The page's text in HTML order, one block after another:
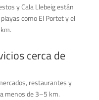
y Cala Llebeig están
como El Portet y el
cerca de
restaurantes y
menos de 3–5 km.